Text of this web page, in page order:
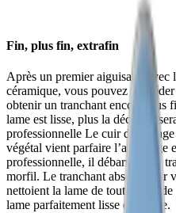
Fin, plus fin, extrafin
Après un premier aiguisage avec
céramique, vous pouvez
obtenir un tranchant encore plus
lame est lisse, plus la découpe
professionnelle Le cuir
végétal vient parfaire l’aiguisage
professionnelle, il débarrasse le
morfil. Le tranchant absolu pour
nettoient la lame de toute trace
lame parfaitement lisse et propre.